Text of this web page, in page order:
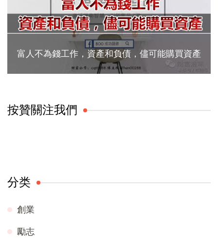
富人不為錢工作，資產和負債，儘可能購買資產
按贊關注我們
分类
創業
勵志